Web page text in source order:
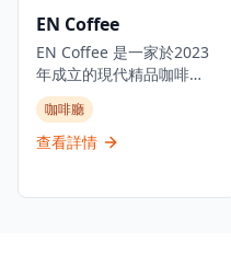
現咖啡的獨特風味。為繁
忙的銅鑼灣地區提供服
務，距離銅鑼灣地鐵站F1
出口僅需步行5分鐘，交通
便利。無論是想要享受一
杯優質咖啡，還是與朋友
EN Coffee
EN Coffee 是一家於2023
年成立的現代精品咖啡
店，位於香港中環心臟地
帶。咖啡廳提供簡約而富
裕的氛圍，服務優雅，提
咖啡廳
查看詳情